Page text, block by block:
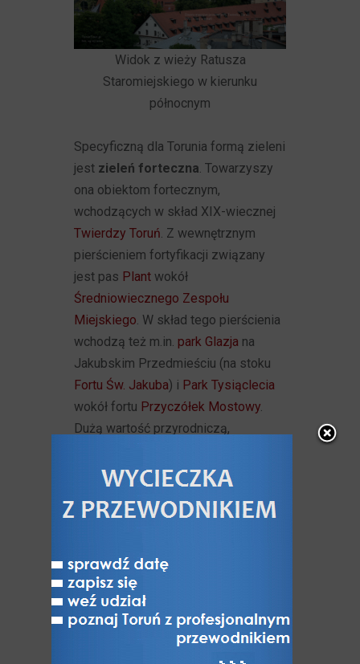
Widok z wieży Ratusza
Staromiejskiego w kierunku
północnym
Specyficzną dla Torunia formą zieleni
jest zieleń forteczna . Towarzyszy
ona obiektom fortecznym,
wchodzących w skład XIX-wiecznej
Twierdzy Toruń . Z wewnętrznym
pierścieniem fortyfikacji związany
jest pas Plant wokół
Średniowiecznego Zespołu
Miejskiego . W skład tego pierścienia
wchodzą też m.in. park Glazja na
Jakubskim Przedmieściu (na stoku
Fortu Św. Jakuba) i Park Tysiąclecia
wokół fortu Przyczółek Mostowy
Dużą wartość przyrodniczą,
historyczną, przedstawiają tereny
pasem fortyfikacji. Zadrzewienia
konstrukcyjną (stabilizacja nasypów),
przeszkodową, maskującą
i klimatyczną. W skład zieleni
fortecznej wchodzą murawy
trawiaste, grupy drzew i krzewów,